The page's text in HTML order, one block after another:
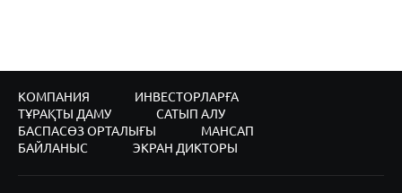
КОМПАНИЯ
ИНВЕСТОРЛАРҒА
ТҰРАҚТЫ ДАМУ
САТЫП АЛУ
БАСПАСӨЗ ОРТАЛЫҒЫ
МАНСАП
БАЙЛАНЫС
ЭКРАН ДИКТОРЫ